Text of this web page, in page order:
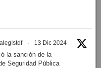
· 13 Dic 2024
la sanción de la
Seguridad Pública